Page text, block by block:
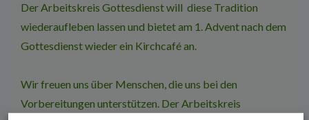
Der Arbeitskreis Gottesdienst will diese Tradition
wiederaufleben lassen und bietet am 1. Advent nach dem
Gottesdienst wieder ein Kirchcafé an.
Wir freuen uns über Menschen, die uns bei den
Vorbereitungen unterstützen. Der Arbeitskreis